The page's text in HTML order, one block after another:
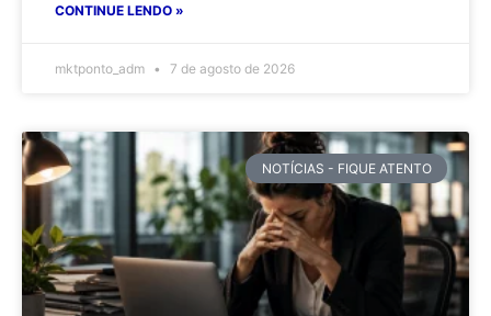
CONTINUE LENDO »
mktponto_adm 7 de agosto de 2026
NOTÍCIAS - FIQUE ATENTO